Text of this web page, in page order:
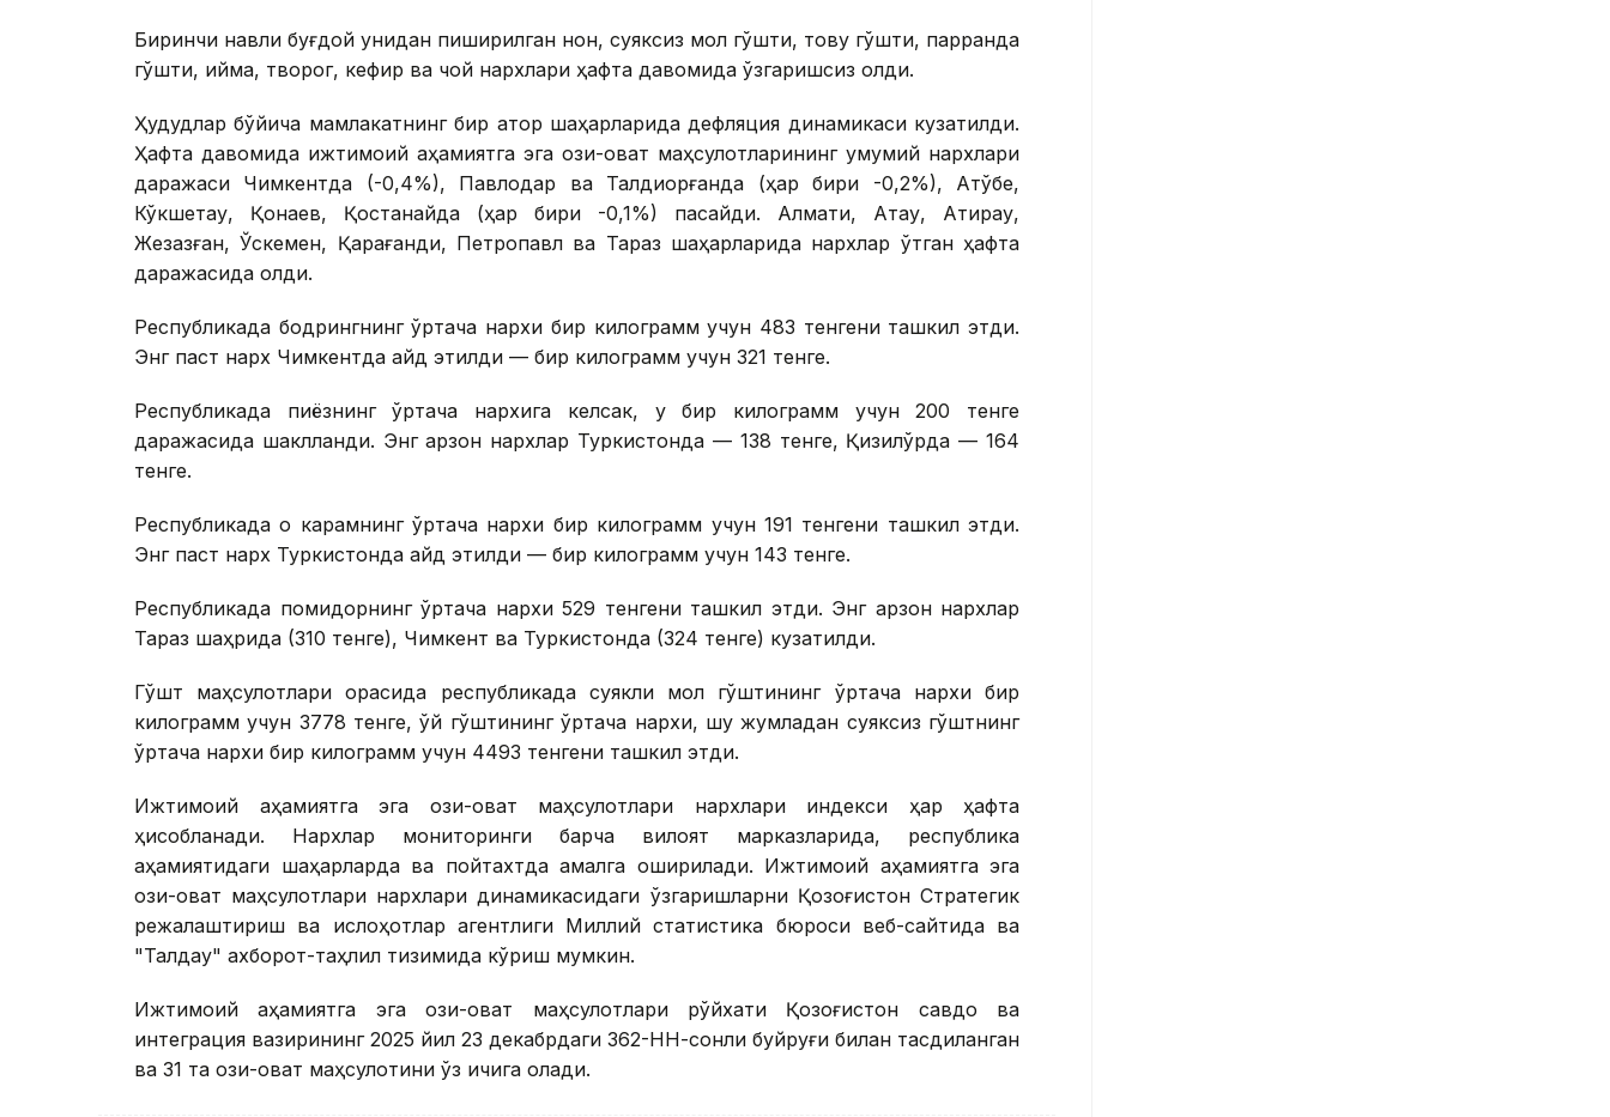
Биринчи навли буғдой унидан пиширилган нон, суяксиз мол гўшти, товуқ гўшти, парранда
гўшти, қийма, творог, кефир ва чой нархлари ҳафта давомида ўзгаришсиз қолди.
Ҳудудлар бўйича мамлакатнинг бир қатор шаҳарларида дефляция динамикаси кузатилди.
Ҳафта давомида ижтимоий аҳамиятга эга озиқ-овқат маҳсулотларининг умумий нархлари
даражаси Чимкентда (-0,4%), Павлодар ва Талдиқорғанда (ҳар бири -0,2%), Ақтўбе,
Кўкшетау, Қонаев, Қостанайда (ҳар бири -0,1%) пасайди. Алмати, Ақтау, Атирау,
Жезқазған, Ўскемен, Қарағанди, Петропавл ва Тараз шаҳарларида нархлар ўтган ҳафта
даражасида қолди.
Республикада бодрингнинг ўртача нархи бир килограмм учун 483 тенгени ташкил этди.
Энг паст нарх Чимкентда қайд этилди — бир килограмм учун 321 тенге.
Республикада пиёзнинг ўртача нархига келсак, у бир килограмм учун 200 тенге
даражасида шаклланди. Энг арзон нархлар Туркистонда — 138 тенге, Қизилўрда — 164
тенге.
Республикада оқ карамнинг ўртача нархи бир килограмм учун 191 тенгени ташкил этди.
Энг паст нарх Туркистонда қайд этилди — бир килограмм учун 143 тенге.
Республикада помидорнинг ўртача нархи 529 тенгени ташкил этди. Энг арзон нархлар
Тараз шаҳрида (310 тенге), Чимкент ва Туркистонда (324 тенге) кузатилди.
Гўшт маҳсулотлари орасида республикада суякли мол гўштининг ўртача нархи бир
килограмм учун 3778 тенге, қўй гўштининг ўртача нархи, шу жумладан суяксиз гўштнинг
ўртача нархи бир килограмм учун 4493 тенгени ташкил этди.
Ижтимоий аҳамиятга эга озиқ-овқат маҳсулотлари нархлари индекси ҳар ҳафта
ҳисобланади. Нархлар мониторинги барча вилоят марказларида, республика
аҳамиятидаги шаҳарларда ва пойтахтда амалга оширилади. Ижтимоий аҳамиятга эга
озиқ-овқат маҳсулотлари нархлари динамикасидаги ўзгаришларни Қозоғистон Стратегик
режалаштириш ва ислоҳотлар агентлиги Миллий статистика бюроси веб-сайтида ва
"Талдау" ахборот-таҳлил тизимида кўриш мумкин.
Ижтимоий аҳамиятга эга озиқ-овқат маҳсулотлари рўйхати Қозоғистон савдо ва
интеграция вазирининг 2025 йил 23 декабрдаги 362-НН-сонли буйруғи билан тасдиқланган
ва 31 та озиқ-овқат маҳсулотини ўз ичига олади.